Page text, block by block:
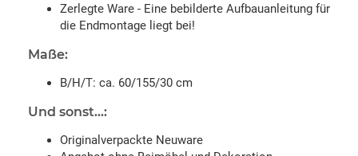
Zerlegte Ware - Eine bebilderte Aufbauanleitung für
die Endmontage liegt bei!
Maße:
B/H/T: ca. 60/155/30 cm
Und sonst...:
Originalverpackte Neuware